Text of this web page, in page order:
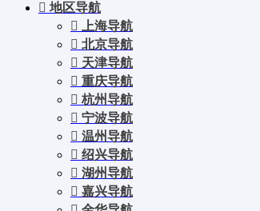
地区导航
上海导航
北京导航
天津导航
重庆导航
杭州导航
宁波导航
温州导航
绍兴导航
湖州导航
嘉兴导航